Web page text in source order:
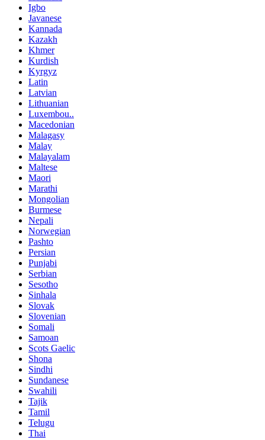
Igbo
Javanese
Kannada
Kazakh
Khmer
Kurdish
Kyrgyz
Latin
Latvian
Lithuanian
Luxembou..
Macedonian
Malagasy
Malay
Malayalam
Maltese
Maori
Marathi
Mongolian
Burmese
Nepali
Norwegian
Pashto
Persian
Punjabi
Serbian
Sesotho
Sinhala
Slovak
Slovenian
Somali
Samoan
Scots Gaelic
Shona
Sindhi
Sundanese
Swahili
Tajik
Tamil
Telugu
Thai